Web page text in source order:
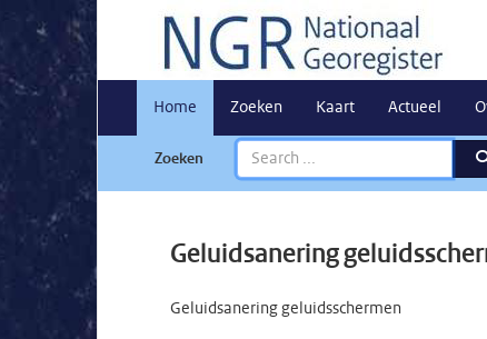
Home Zoeken Kaart Actueel
Zoeken
Geluidsanering
Geluidsanering geluidsschermen